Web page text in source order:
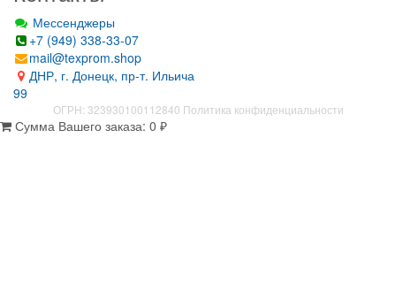
Мессенджеры
+7 (949) 338-33-07
mail@texprom.shop
ДНР, г. Донецк, пр-т. Ильича
99
ОГРН: 323930100112840 Политика конфиденциальности
Сумма Вашего заказа: 0 ₽